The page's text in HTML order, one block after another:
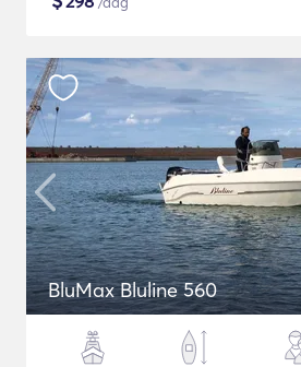
BluMax Bluline 560